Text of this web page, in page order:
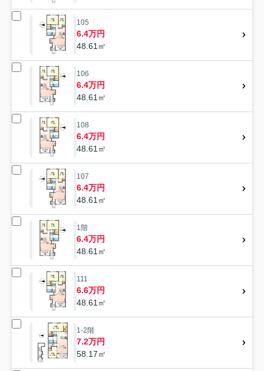
105
6.4万円
48.61㎡
106
6.4万円
48.61㎡
108
6.4万円
48.61㎡
107
6.4万円
48.61㎡
1階
6.4万円
48.61㎡
111
6.6万円
48.61㎡
1-2階
7.2万円
58.17㎡